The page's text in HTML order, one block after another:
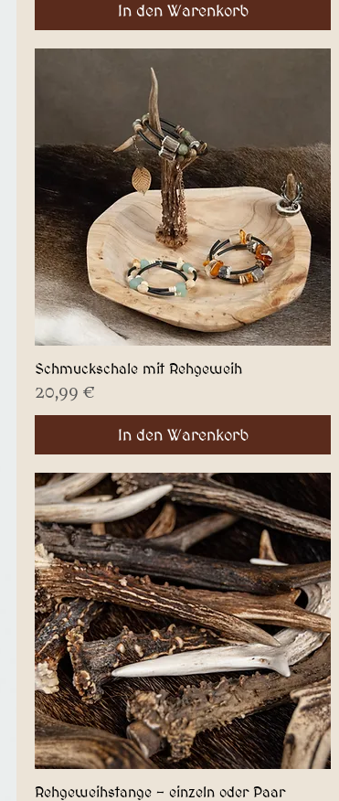
In den Warenkorb
Schnellansicht
Schmuckschale mit Rehgeweih
Preis
20,99 €
In den Warenkorb
Schnellansicht
Rehgeweihstange - einzeln oder Paar